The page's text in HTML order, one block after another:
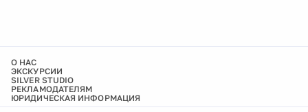
О НАС
ЭКСКУРСИИ
SILVER STUDIO
РЕКЛАМОДАТЕЛЯМ
ЮРИДИЧЕСКАЯ ИНФОРМАЦИЯ